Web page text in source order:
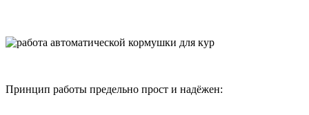
Принцип работы предельно прост и надёжен: